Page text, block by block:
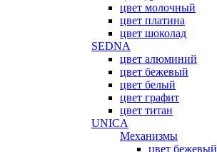
цвет молочный
цвет платина
цвет шоколад
SEDNA
цвет алюминий
цвет бежевый
цвет белый
цвет графит
цвет титан
UNICA
Механизмы
цвет бежевый